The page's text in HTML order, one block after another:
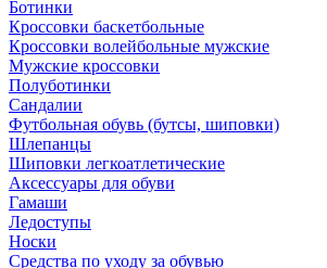
Ботинки
Кроссовки баскетбольные
Кроссовки волейбольные мужские
Мужские кроссовки
Полуботинки
Сандалии
Футбольная обувь (бутсы, шиповки)
Шлепанцы
Шиповки легкоатлетические
Аксессуары для обуви
Гамаши
Ледоступы
Носки
Средства по уходу за обувью